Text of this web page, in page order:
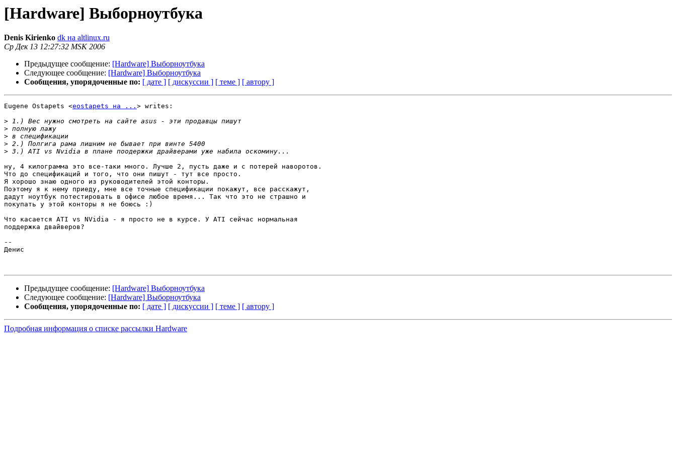
[Hardware] Выборноутбука
Denis Kirienko dk на altlinux.ru
Ср Дек 13 12:27:32 MSK 2006
Предыдущее сообщение: [Hardware] Выборноутбука
Следующее сообщение: [Hardware] Выборноутбука
Сообщения, упорядоченные по: [ дате ] [ дискуссии ] [ теме ] [ автору ]
Eugene Ostapets <eostapets на ... > writes:
>
>
>
>
>
ну, 4 килограмма это все-таки много. Лучше 2, пусть даже и с потерей наворотов.
Что до спецификаций и того, что они пишут - тут все просто.
Я хорошо знаю одного из руководителей этой конторы.
Поэтому я к нему приеду, мне все точные спецификации покажут, все расскажут,
дадут ноутбук потестировать в офисе любое время... Так что это не страшно и
покупать у этой конторы я не боюсь :)
Что касается ATI vs NVidia - я просто не в курсе. У ATI сейчас нормальная
поддержка двайверов?
--
Денис
Предыдущее сообщение: [Hardware] Выборноутбука
Следующее сообщение: [Hardware] Выборноутбука
Сообщения, упорядоченные по: [ дате ] [ дискуссии ] [ теме ] [ автору ]
Подробная информация о списке рассылки Hardware